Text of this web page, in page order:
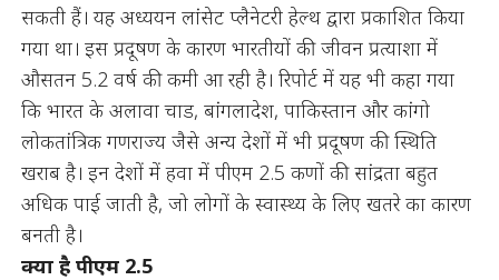
सकती हैं। यह अध्ययन लांसेट प्लैनेटरी हेल्थ द्वारा प्रकाशित किया
गया था। इस प्रदूषण के कारण भारतीयों की जीवन प्रत्याशा में
औसतन 5.2 वर्ष की कमी आ रही है। रिपोर्ट में यह भी कहा गया
कि भारत के अलावा चाड, बांगलादेश, पाकिस्तान और कांगो
लोकतांत्रिक गणराज्य जैसे अन्य देशों में भी प्रदूषण की स्थिति
खराब है। इन देशों में हवा में पीएम 2.5 कणों की सांद्रता बहुत
अधिक पाई जाती है, जो लोगों के स्वास्थ्य के लिए खतरे का कारण
बनती है।
क्या है पीएम 2.5